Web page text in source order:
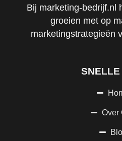
Bij marketing-bedrijf.nl
groeien met op
marketingstrategieën
SNELLE
Over